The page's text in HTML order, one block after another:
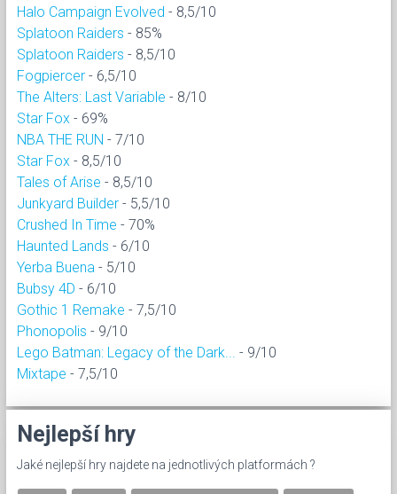
Halo Campaign Evolved - 8,5/10
Splatoon Raiders - 85%
Splatoon Raiders - 8,5/10
Fogpiercer - 6,5/10
The Alters: Last Variable - 8/10
Star Fox - 69%
NBA THE RUN - 7/10
Star Fox - 8,5/10
Tales of Arise - 8,5/10
Junkyard Builder - 5,5/10
Crushed In Time - 70%
Haunted Lands - 6/10
Yerba Buena - 5/10
Bubsy 4D - 6/10
Gothic 1 Remake - 7,5/10
Phonopolis - 9/10
Lego Batman: Legacy of the Dark...
- 9/10
Mixtape - 7,5/10
Nejlepší hry
Jaké nejlepší hry najdete na jednotlivých platformách ?